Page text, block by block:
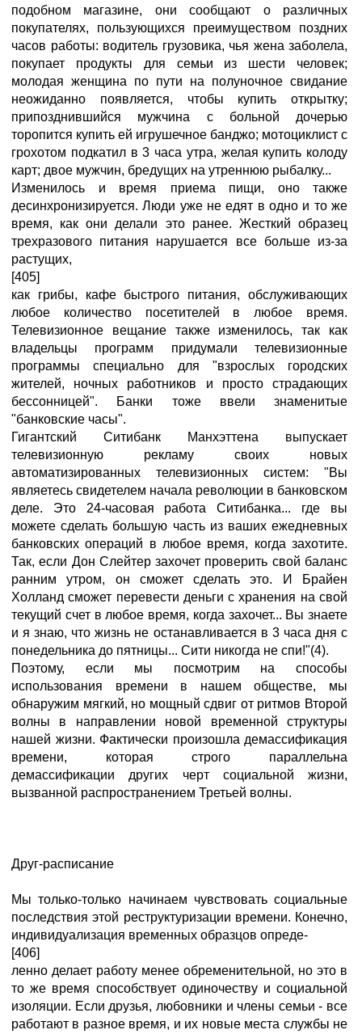
подобном магазине, они сообщают о различных
покупателях, пользующихся преимуществом поздних
часов работы: водитель грузовика, чья жена заболела,
покупает продукты для семьи из шести человек;
молодая женщина по пути на полуночное свидание
неожиданно появляется, чтобы купить открытку;
припозднившийся мужчина с больной дочерью
торопится купить ей игрушечное банджо; мотоциклист с
грохотом подкатил в 3 часа утра, желая купить колоду
карт; двое мужчин, бредущих на утреннюю рыбалку...
Изменилось и время приема пищи, оно также
десинхронизируется. Люди уже не едят в одно и то же
время, как они делали это ранее. Жесткий образец
трехразового питания нарушается все больше из-за
растущих,
[405]
как грибы, кафе быстрого питания, обслуживающих
любое количество посетителей в любое время.
Телевизионное вещание также изменилось, так как
владельцы программ придумали телевизионные
программы специально для "взрослых городских
жителей, ночных работников и просто страдающих
бессонницей". Банки тоже ввели знаменитые
"банковские часы".
Гигантский Ситибанк Манхэттена выпускает
телевизионную рекламу своих новых
автоматизированных телевизионных систем: "Вы
являетесь свидетелем начала революции в банковском
деле. Это 24-часовая работа Ситибанка... где вы
можете сделать большую часть из ваших ежедневных
банковских операций в любое время, когда захотите.
Так, если Дон Слейтер захочет проверить свой баланс
ранним утром, он сможет сделать это. И Брайен
Холланд сможет перевести деньги с хранения на свой
текущий счет в любое время, когда захочет... Вы знаете
и я знаю, что жизнь не останавливается в 3 часа дня с
понедельника до пятницы... Сити никогда не спи!"(4).
Поэтому, если мы посмотрим на способы
использования времени в нашем обществе, мы
обнаружим мягкий, но мощный сдвиг от ритмов Второй
волны в направлении новой временной структуры
нашей жизни. Фактически произошла демассификация
времени, которая строго параллельна
демассификации других черт социальной жизни,
вызванной распространением Третьей волны.
Друг-расписание
Мы только-только начинаем чувствовать социальные
последствия этой реструктуризации времени. Конечно,
индивидуализация временных образцов опреде-
[406]
ленно делает работу менее обременительной, но это в
то же время способствует одиночеству и социальной
изоляции. Если друзья, любовники и члены семьи - все
работают в разное время, и их новые места службы не